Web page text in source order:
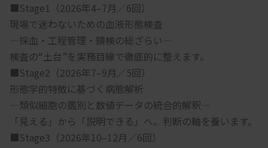
■Stage1（2026年4–7月／6回）
現場で迷わないための血液形態検査
―採血・工程管理・鏡検の総ざらい―
検査の“土台”を実務目線で徹底的に整えます。
■Stage2（2026年7–9月／5回）
形態学的特徴に基づく病態解析
―類似細胞の鑑別と数値データの統合的解釈―
「見える」から「説明できる」へ。判断の軸を養います。
■Stage3（2026年10–12月／6回）